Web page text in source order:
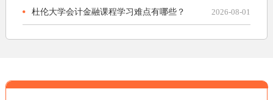
杜伦大学会计金融课程学习难点有哪些？ 2026-08-01